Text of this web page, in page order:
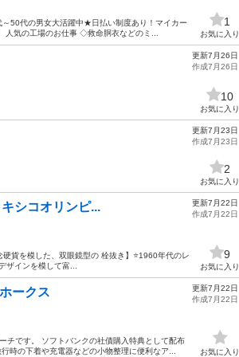
50代の男女大活躍中★日払い制度あり！マイカー
気の工場のお仕事 ◇救命胴衣などのミ...
1
お気に入り
更新7月26日
作成7月26日
10
お気に入り
更新7月23日
作成7月23日
2
お気に入り
シコオリンピ...
貨を模した、双眼鏡型の 栓抜き】⭐️1960年代のレ
ザインを模して富...
更新7月22日
作成7月22日
9
お気に入り
ークス
チです。 ソフトバンクの社債購入特典として配布
時の下着や充電器などの小物整理に便利なア...
更新7月22日
作成7月22日
お気に入り